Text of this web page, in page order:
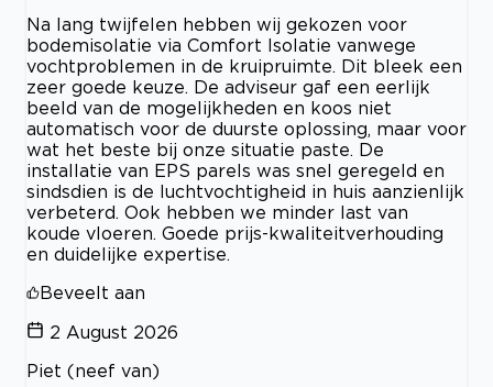
Na lang twijfelen hebben wij gekozen voor
bodemisolatie via Comfort Isolatie vanwege
vochtproblemen in de kruipruimte. Dit bleek een
zeer goede keuze. De adviseur gaf een eerlijk
beeld van de mogelijkheden en koos niet
automatisch voor de duurste oplossing, maar voor
wat het beste bij onze situatie paste. De
installatie van EPS parels was snel geregeld en
sindsdien is de luchtvochtigheid in huis aanzienlijk
verbeterd. Ook hebben we minder last van
koude vloeren. Goede prijs-kwaliteitverhouding
en duidelijke expertise.
Beveelt aan
2 August 2026
Piet (neef van)